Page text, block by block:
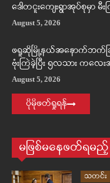
ဒေါတငူးကျေးရွာအုပ်စုမှာ
August 5, 2026
ဖရူဆိုမြို့နယ်အနောက်ဘက်ခ
ဗုံးကြဲခဲ့ပြီး ၅လသား ကလေ
August 5, 2026
ပိုမိုဖတ်ရှုရန်
မဖြစ်မနေဖတ်ရမည့်
သတင်း